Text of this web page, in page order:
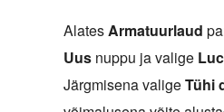
AlatesArmatuurlaud
Uus nuppu ja valige
Järgmisena valigeTühi